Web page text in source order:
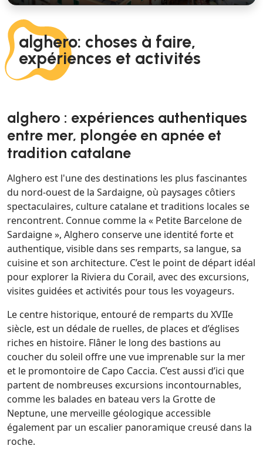
alghero: choses à faire,
expériences et activités
alghero : expériences authentiques
entre mer, plongée en apnée et
tradition catalane
Alghero est l'une des destinations les plus fascinantes
du nord-ouest de la Sardaigne, où paysages côtiers
spectaculaires, culture catalane et traditions locales se
rencontrent. Connue comme la « Petite Barcelone de
Sardaigne », Alghero conserve une identité forte et
authentique, visible dans ses remparts, sa langue, sa
cuisine et son architecture. C’est le point de départ idéal
pour explorer la Riviera du Corail, avec des excursions,
visites guidées et activités pour tous les voyageurs.
Le centre historique, entouré de remparts du XVIIe
siècle, est un dédale de ruelles, de places et d’églises
riches en histoire. Flâner le long des bastions au
coucher du soleil offre une vue imprenable sur la mer
et le promontoire de Capo Caccia. C’est aussi d’ici que
partent de nombreuses excursions incontournables,
comme les balades en bateau vers la Grotte de
Neptune, une merveille géologique accessible
également par un escalier panoramique creusé dans la
roche.